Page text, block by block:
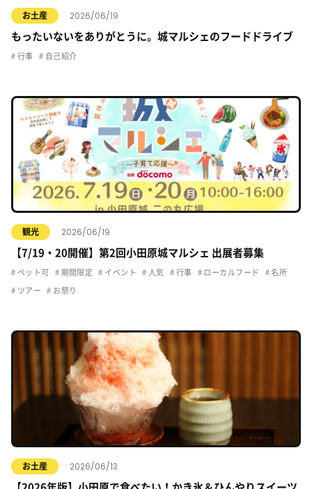
お土産 2026/06/19
もったいないをありがとうに。城マルシェのフードドライブ
行事 自己紹介
観光 2026/06/19
【7/19・20開催】第2回小田原城マルシェ 出展者募集
ペット可 期間限定 イベント 人気 行事 ローカルフード 名所
ツアー お祭り
お土産 2026/06/13